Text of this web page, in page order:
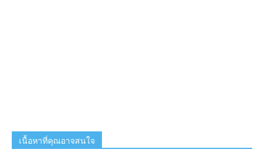
เนื้อหาที่คุณอาจสนใจ